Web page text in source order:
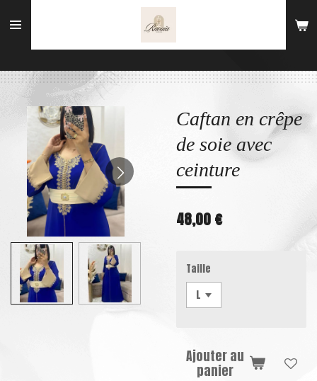
au
Caftan en crêpe
de soie avec
ceinture
48,00 €
Taille
Ajouter au
panier